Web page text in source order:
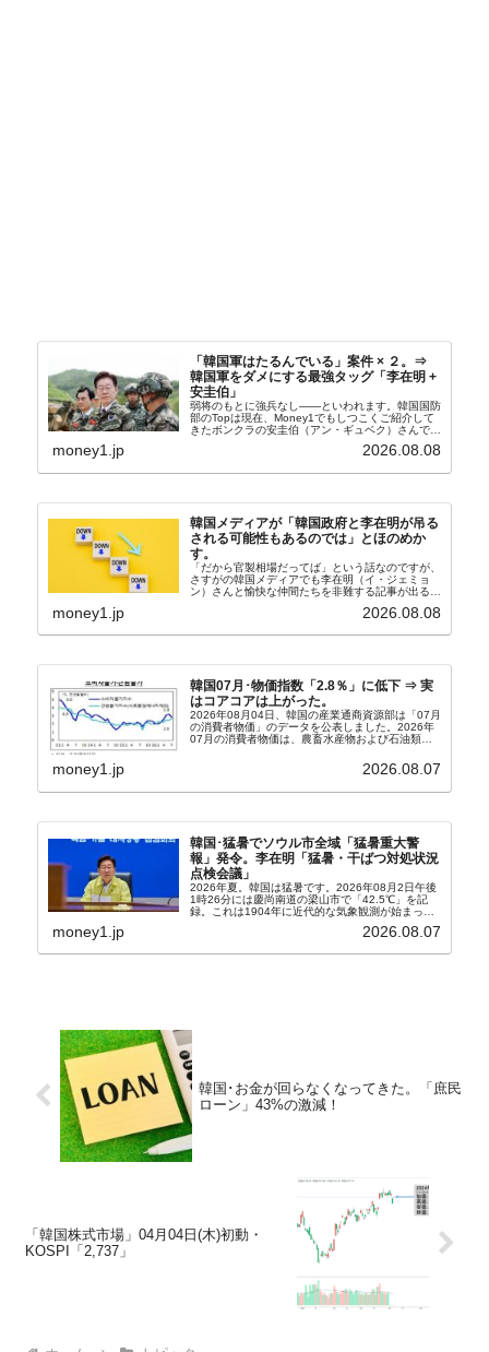
「韓国軍はたるんでいる」案件 × ２。⇒
韓国軍をダメにする最強タッグ「李在明 +
安圭伯」
弱将のもとに強兵なし――といわれます。韓国国防
部のTopは現在、Money1でもしつこくご紹介して
きたボンクラの安圭伯（アン・ギュベク）さんで
さんと「韓国初の文官上がり」の国防部長官安圭伯
money1.jp 2026.08.08
韓国メディアが「韓国政府と李在明が吊る
される可能性もあるのでは」とほのめか
す。
「だから官製相場だってば」という話なのですが、
さすがの韓国メディアでも李在明（イ・ジェミョ
ン）さんと愉快な仲間たちを非難する記事が出るよ
『朝鮮日報』に面白い記事が出ています。「東西南
money1.jp 2026.08.08
韓国07月･物価指数「2.8％」に低下 ⇒ 実
はコアコアは上がった。
2026年08月04日、韓国の産業通商資源部は「07月
の消費者物価」のデータを公表しました。2026年
07月の消費者物価は、農畜水産物および石油類の
2.8％上昇（06月は3.2％）となり、上昇率は前...
money1.jp 2026.08.07
韓国･猛暑でソウル市全域「猛暑重大警
報」発令。李在明「猛暑・干ばつ対処状況
点検会議」
2026年夏。韓国は猛暑です。2026年08月2日午後
1時26分には慶尚南道の梁山市で「42.5℃」を記
録。これは1904年に近代的な気象観測が始まって
ウル市全域への「猛暑重大警報」が発令され...
money1.jp 2026.08.07
韓国･お金が回らなくなってきた。「庶民
ローン」43%の激減！
「韓国株式市場」04月04日(木)初動・
KOSPI「2,737」